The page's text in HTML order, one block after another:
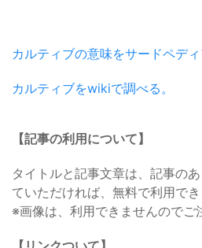
カルティブの意味をサードペディ
カルティブをwikiで調べる。
【記事の利用について】
タイトルと記事文章は、記事の
ていただければ、無料で利用でき
※画像は、利用できませんのでご